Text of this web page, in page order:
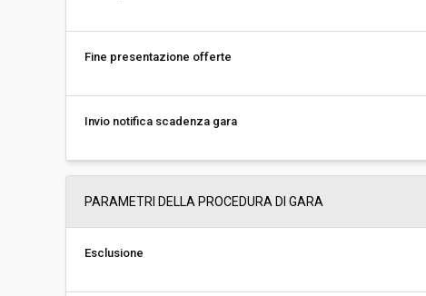
Fine presentazione offerte
Invio notifica scadenza gara
PARAMETRI DELLA PROCEDURA DI GARA
Esclusione